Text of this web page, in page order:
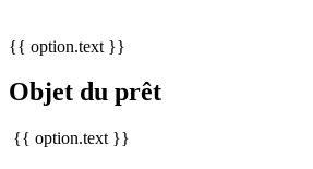
{{ option.text }}
Objet du prêt
{{ option.text }}